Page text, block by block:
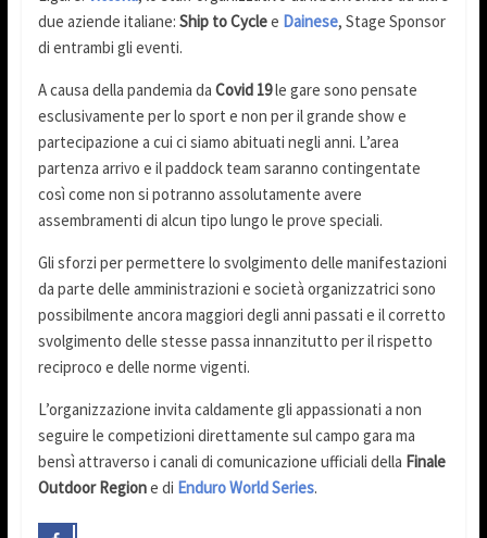
due aziende italiane: Ship to Cyclee Dainese, Stage Sponsor
di entrambi gli eventi.
A causa della pandemia da Covid 19le gare sono pensate
esclusivamente per lo sport e non per il grande show e
partecipazione a cui ci siamo abituati negli anni. L’area
partenza arrivo e il paddock team saranno contingentate
così come non si potranno assolutamente avere
assembramenti di alcun tipo lungo le prove speciali.
Gli sforzi per permettere lo svolgimento delle manifestazioni
da parte delle amministrazioni e società organizzatrici sono
possibilmente ancora maggiori degli anni passati e il corretto
svolgimento delle stesse passa innanzitutto per il rispetto
reciproco e delle norme vigenti.
L’organizzazione invita caldamente gli appassionati a non
seguire le competizioni direttamente sul campo gara ma
bensì attraverso i canali di comunicazione ufficiali della Finale
Outdoor Regione di Enduro World Series.